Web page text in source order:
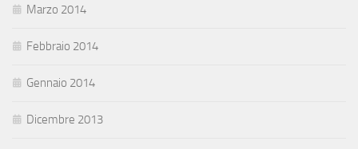
Marzo 2014
Febbraio 2014
Gennaio 2014
Dicembre 2013